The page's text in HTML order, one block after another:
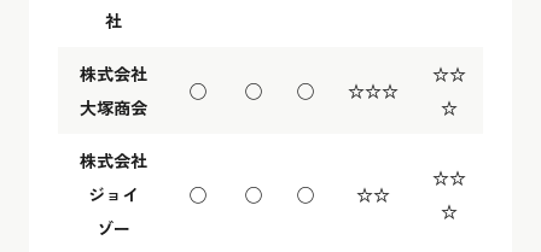
社
株式会社
大塚商会
◯ ◯ ◯ ☆☆☆
☆☆
☆
株式会社
ジョイ
ゾー
◯ ◯ ◯ ☆☆
☆☆
☆